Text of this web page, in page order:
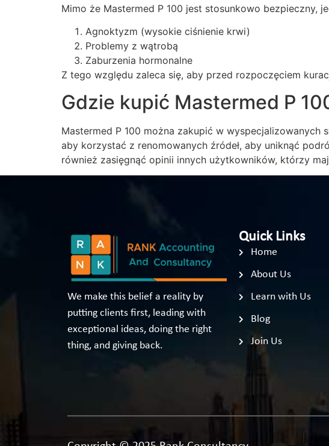
Mimo że Mastermed P 100 jest stosunkowo bezpieczny,
Agnoktyzm (wysokie ciśnienie krwi)
Problemy z wątrobą
Zaburzenia hormonalne
Z tego względu zaleca się, aby przed rozpoczęciem
Gdzie kupić Mastermed P
Mastermed P 100 można zakupić w
aby korzystać z renomowanych źródeł, aby uniknąć
również zasięgnąć opinii innych użytkowników, którzy
We make this belief a reality by
putting clients first, leading with
exceptional ideas, doing the right
thing, and giving back.
Quick Links
Home
About Us
Learn with Us
Blog
Join Us